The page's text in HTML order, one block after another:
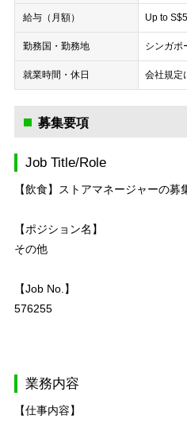
給与（月額） Up to
勤務国・勤務地 シンガポ
就業時間・休日 会社規定
募集要項
Job Title/Role
【飲食】ストアマネージャーの
【ポジション名】
その他
【Job No.】
576255
業務内容
【仕事内容】